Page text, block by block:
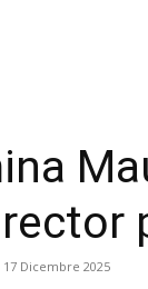
17 Dicembre 2025